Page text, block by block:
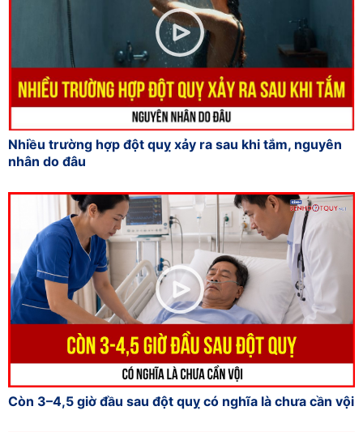
Nhiều trường hợp đột quỵ xảy ra sau khi tắm, nguyên
nhân do đâu
Còn 3–4,5 giờ đầu sau đột quỵ có nghĩa là chưa cần vội